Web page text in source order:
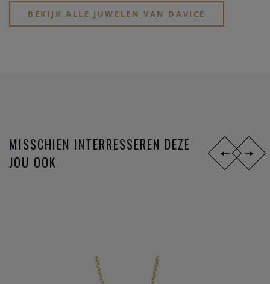
BEKIJK ALLE JUWELEN VAN DAVICE
MISSCHIEN INTERRESSEREN DEZE
JOU OOK